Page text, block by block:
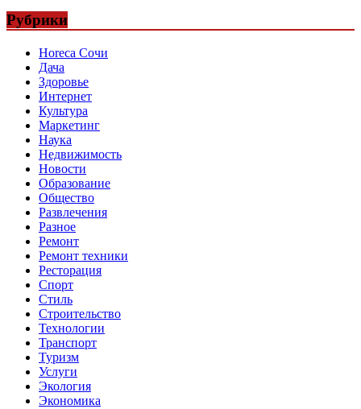
Рубрики
Horeca Сочи
Дача
Здоровье
Интернет
Культура
Маркетинг
Наука
Недвижимость
Новости
Образование
Общество
Развлечения
Разное
Ремонт
Ремонт техники
Ресторация
Спорт
Стиль
Строительство
Технологии
Транспорт
Туризм
Услуги
Экология
Экономика